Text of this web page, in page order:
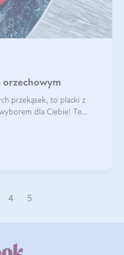
orzechowym
przekąsek, to placki z
dla Ciebie! Te
4 5